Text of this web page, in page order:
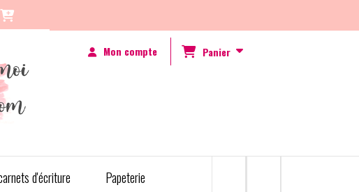

Mon compte Panier
d'écriture Papeterie